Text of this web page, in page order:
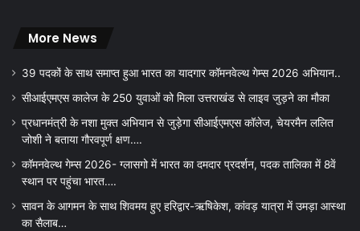
More News
39 पदकों के साथ समाप्त हुआ भारत का यादगार कॉमनवेल्थ गेम्स 2026 अभियान..
सीआईएमएस कालेज के 250 युवाओं को मिला उत्तराखंड से लाइव जुड़ने का मौका
प्रधानमंत्री के नशा मुक्त अभियान से जुड़ेगा सीआईएमएस कॉलेज, चेयरमैन ललित
जोशी ने बताया गौरवपूर्ण क्षण….
कॉमनवेल्थ गेम्स 2026- ग्लासगो में भारत का दमदार प्रदर्शन, पदक तालिका में 8वें
स्थान पर पहुंचा भारत….
सावन के आगमन के साथ शिवमय हुए हरिद्वार-ऋषिकेश, कांवड़ यात्रा में उमड़ा आस्था
का सैलाब…